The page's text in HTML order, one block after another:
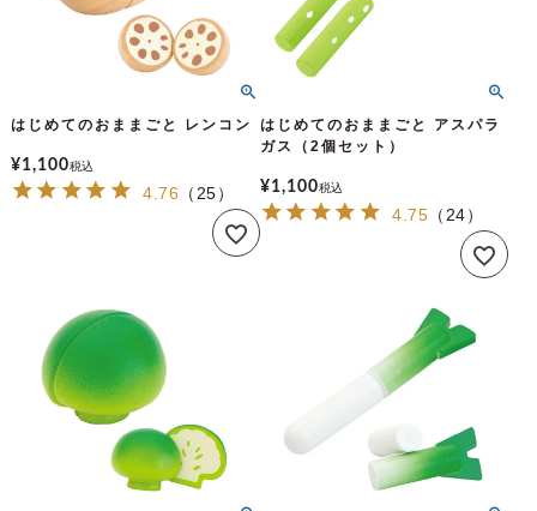
はじめてのおままごと レンコン
¥1,100税込
4.76 （25）
はじめてのおままごと アスパラ
ガス（2個セット）
¥1,100税込
4.75 （24）